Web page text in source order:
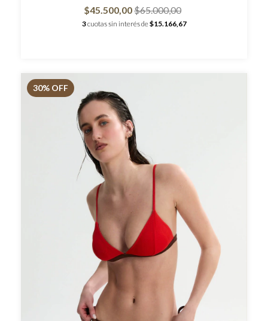
$45.500,00$65.000,00
3cuotas sin interés de$15.166,67
30% OFF